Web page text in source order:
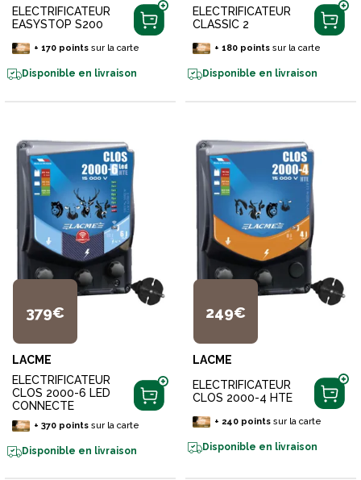
ELECTRIFICATEUR
EASYSTOP S200
+ 170pointssur la carte
Disponible en livraison
ELECTRIFICATEUR
CLASSIC 2
+ 180pointssur la carte
Disponible en livraison
379€
LACME
ELECTRIFICATEUR
CLOS 2000-6 LED
CONNECTE
+ 370pointssur la carte
Disponible en livraison
249€
LACME
ELECTRIFICATEUR
CLOS 2000-4 HTE
+ 240pointssur la carte
Disponible en livraison